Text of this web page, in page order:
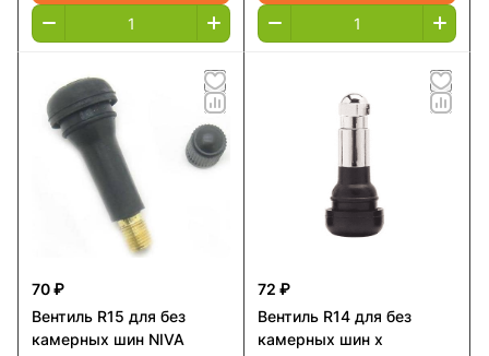
70 ₽
Вентиль R15 для без
камерных шин NIVA
72 ₽
Вентиль R14 для без
камерных шин х